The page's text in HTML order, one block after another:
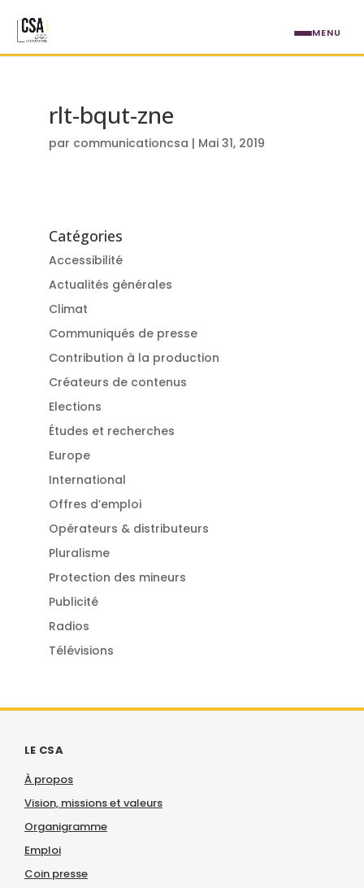
rlt-bqut-zne
par communicationcsa | Mai 31, 2019
Catégories
Accessibilité
Actualités générales
Climat
Communiqués de presse
Contribution à la production
Créateurs de contenus
Elections
Études et recherches
Europe
International
Offres d’emploi
Opérateurs & distributeurs
Pluralisme
Protection des mineurs
Publicité
Radios
Télévisions
LE CSA
À propos
Vision, missions et valeurs
Organigramme
Emploi
Coin presse
MENU